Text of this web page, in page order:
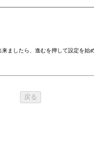
来ましたら、進むを押して設定を始